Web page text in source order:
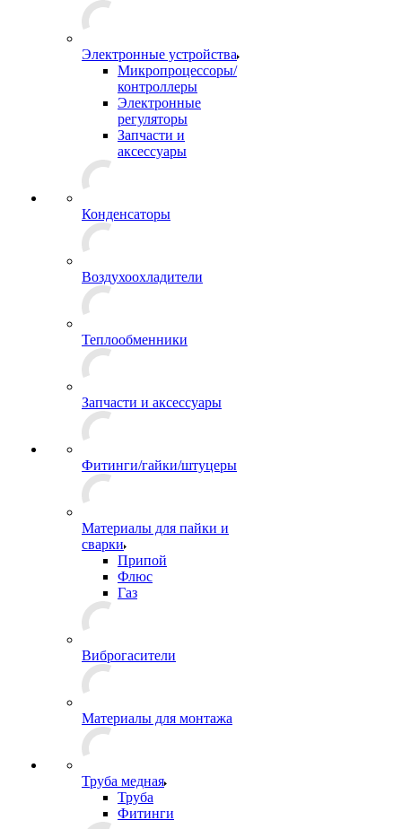
Электронные устройства
Микропроцессоры/
контроллеры
Электронные
регуляторы
Запчасти и
аксессуары
Конденсаторы
Воздухоохладители
Теплообменники
Запчасти и аксессуары
Фитинги/гайки/штуцеры
Материалы для пайки и
сварки
Припой
Флюс
Газ
Виброгасители
Материалы для монтажа
Труба медная
Труба
Фитинги